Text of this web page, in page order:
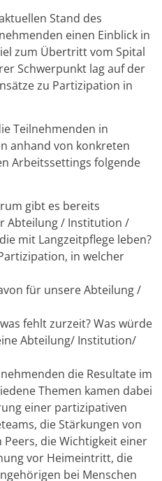
Stand des
einen Einblick in
zum Übertritt vom Spital
Schwerpunkt lag auf der
zu Partizipation in
Teilnehmenden in
anhand von konkreten
Arbeitssettings folgende
gibt es bereits
Abteilung / Institution /
mit Langzeitpflege leben?
in welcher
für unsere Abteilung /
fehlt zurzeit? Was würde
Abteilung/ Institution/
die Resultate im
Themen kamen dabei
einer partizipativen
die Stärkungen von
die Wichtigkeit einer
vor Heimeintritt, die
bei Menschen